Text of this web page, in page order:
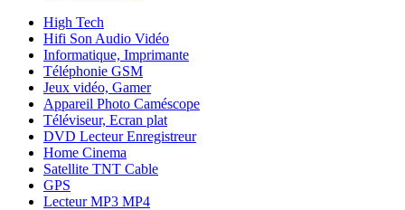
High Tech
Hifi Son Audio Vidéo
Informatique, Imprimante
Téléphonie GSM
Jeux vidéo, Gamer
Appareil Photo Caméscope
Téléviseur, Ecran plat
DVD Lecteur Enregistreur
Home Cinema
Satellite TNT Cable
GPS
Lecteur MP3 MP4